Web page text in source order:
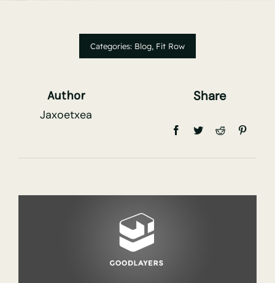
Categories: Blog, Fit Row
Author
Jaxoetxea
Share